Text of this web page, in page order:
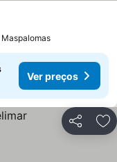
preços
Ver preços
Partilhar